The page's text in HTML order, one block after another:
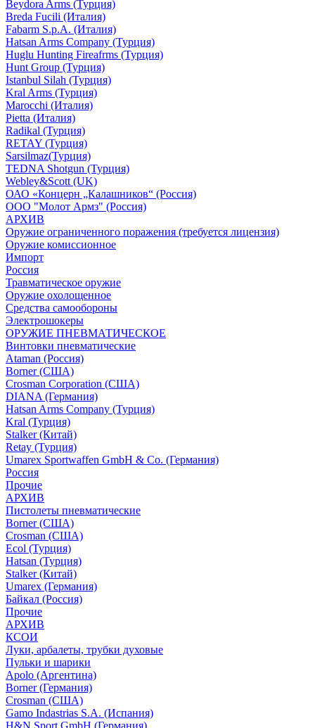
Beydora Arms (Турция)
Breda Fucili (Италия)
Fabarm S.p.A. (Италия)
Hatsan Arms Company (Турция)
Huglu Hunting Fireafrms (Турция)
Hunt Group (Турция)
Istanbul Silah (Турция)
Kral Arms (Турция)
Marocchi (Италия)
Pietta (Италия)
Radikal (Турция)
RETAY (Турция)
Sarsilmaz(Турция)
TEDNA Shotgun (Турция)
Webley&Scott (UK)
ОАО «Концерн „Калашников“ (Россия)
ООО "Молот Армз" (Россия)
АРХИВ
Оружие ограниченного поражения (требуется лицензия)
Оружие комиссионное
Импорт
Россия
Травматическое оружие
Оружие охолощенное
Средства самообороны
Электрошокеры
ОРУЖИЕ ПНЕВМАТИЧЕСКОЕ
Винтовки пневматические
Ataman (Россия)
Borner (США)
Crosman Corporation (США)
DIANA (Германия)
Hatsan Arms Company (Турция)
Kral (Турция)
Stalker (Китай)
Retay (Турция)
Umarex Sportwaffen GmbH & Co. (Германия)
Россия
Прочие
АРХИВ
Пистолеты пневматические
Borner (США)
Crosman (США)
Ecol (Турция)
Hatsan (Турция)
Stalker (Китай)
Umarex (Германия)
Байкал (Россия)
Прочие
АРХИВ
КСОИ
Луки, арбалеты, трубки духовые
Пульки и шарики
Apolo (Аргентина)
Borner (Германия)
Crosman (США)
Gamo Indastrias S.A. (Испания)
H&N Sport GmbH (Германия)